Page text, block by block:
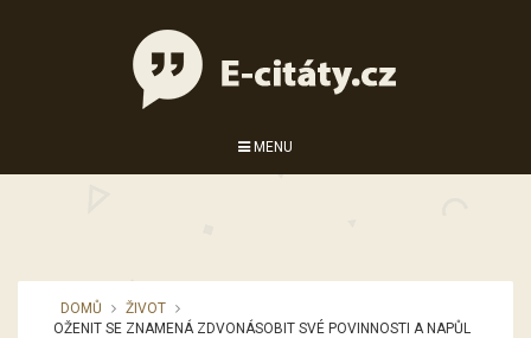
MENU
DOMŮ
ŽIVOT
OŽENIT SE ZNAMENÁ ZDVONÁSOBIT SVÉ POVINNOSTI A NAPŮL